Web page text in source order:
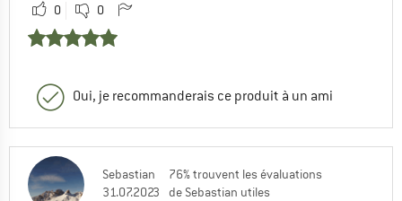
0 0
Oui, je recommanderais ce produit à un ami
Sebastian
31.07.2023
76% trouvent les évaluations
de Sebastian utiles